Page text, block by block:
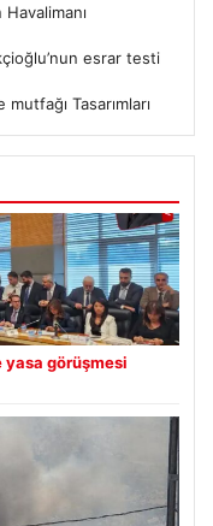
esrar testi
Tasarımları
yasa görüşmesi